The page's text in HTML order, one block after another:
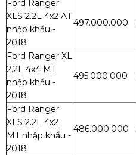
Ford Ranger
XLS 2.2L 4x2 AT
nhập khẩu -
2018
497.000.000
Ford Ranger XL
2.2L 4x4 MT
nhập khẩu -
2018
495.000.000
Ford Ranger
XLS 2.2L 4x2
MT nhập khẩu -
2018
486.000.000